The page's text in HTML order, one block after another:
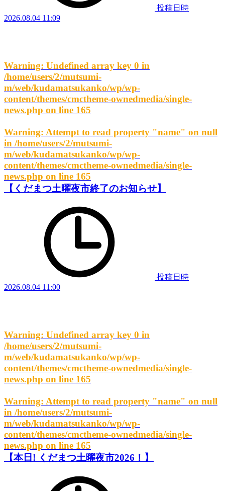
投稿日時
2026.08.04 11:09
Warning: Undefined array key 0 in
/home/users/2/mutsumi-
m/web/kudamatsukanko/wp/wp-
content/themes/cmctheme-ownedmedia/single-
news.php on line 165
Warning: Attempt to read property "name" on null
in /home/users/2/mutsumi-
m/web/kudamatsukanko/wp/wp-
content/themes/cmctheme-ownedmedia/single-
news.php on line 165
【くだまつ土曜夜市終了のお知らせ】
投稿日時
2026.08.04 11:00
Warning: Undefined array key 0 in
/home/users/2/mutsumi-
m/web/kudamatsukanko/wp/wp-
content/themes/cmctheme-ownedmedia/single-
news.php on line 165
Warning: Attempt to read property "name" on null
in /home/users/2/mutsumi-
m/web/kudamatsukanko/wp/wp-
content/themes/cmctheme-ownedmedia/single-
news.php on line 165
【本日! くだまつ土曜夜市2026！】